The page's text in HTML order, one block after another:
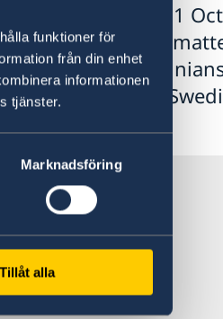
funktioner för
från din enhet
informationen
tjänster.
Marknadsföring
Tillåt alla
Beirut does as of 1
or visa
Stateless
contact the